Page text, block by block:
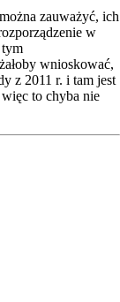
zauważyć, ich
w
wnioskować,
z 2011 r. i tam jest
to chyba nie